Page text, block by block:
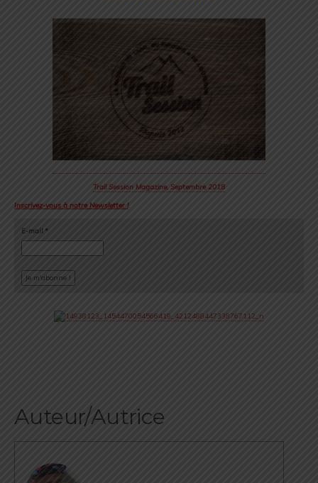
Trail Session Magazine, Septembre 2018
Inscrivez-vous à notre Newsletter !
E-mail *
Auteur/Autrice